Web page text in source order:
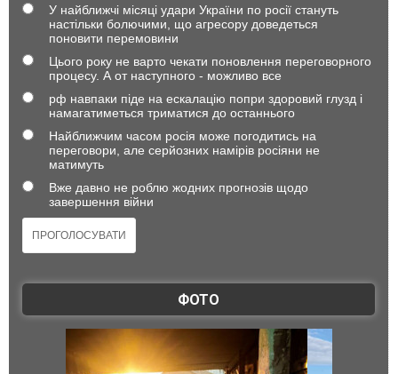
У найближчі місяці удари України по росії стануть
настільки болючими, що агресору доведеться
поновити перемовини
Цього року не варто чекати поновлення переговорного
процесу. А от наступного - можливо все
рф навпаки піде на ескалацію попри здоровий глузд і
намагатиметься триматися до останнього
Найближчим часом росія може погодитись на
переговори, але серйозних намірів росіяни не
матимуть
Вже давно не роблю жодних прогнозів щодо
завершення війни
ФОТО